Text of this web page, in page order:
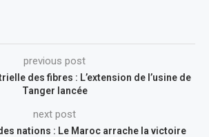
previous post
des fibres : L’extension de l’usine de
Tanger lancée
next post
nations : Le Maroc arrache la victoire